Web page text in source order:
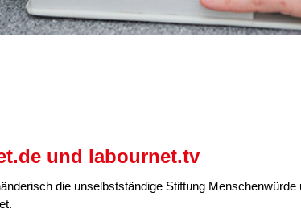
und labournet.tv
die unselbstständige Stiftung